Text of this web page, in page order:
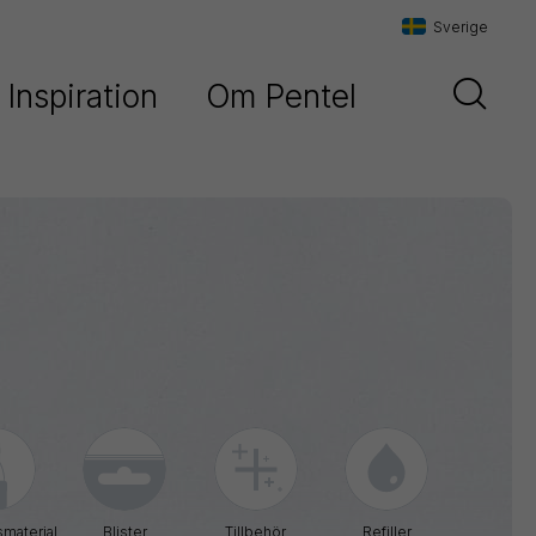
Sverige
Inspiration Om Pentel
Blister Tillbehör Refiller